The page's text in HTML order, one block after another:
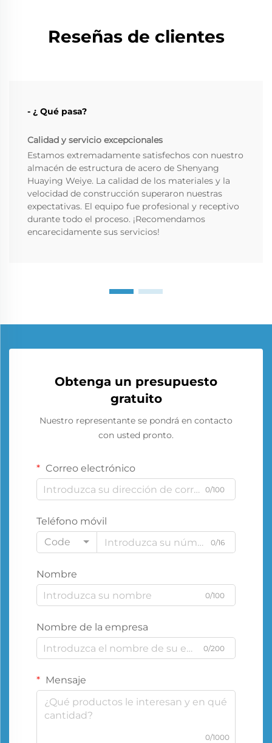
Reseñas de clientes
- ¿ Qué pasa?
Calidad y servicio excepcionales
Estamos extremadamente satisfechos con nuestro
almacén de estructura de acero de Shenyang
Huaying Weiye. La calidad de los materiales y la
velocidad de construcción superaron nuestras
expectativas. El equipo fue profesional y receptivo
durante todo el proceso. ¡Recomendamos
encarecidamente sus servicios!
Obtenga un presupuesto
gratuito
Nuestro representante se pondrá en contacto
con usted pronto.
Correo electrónico
0/100
Teléfono móvil
Code
0/16
Nombre
0/100
Nombre de la empresa
0/200
Mensaje
0/1000